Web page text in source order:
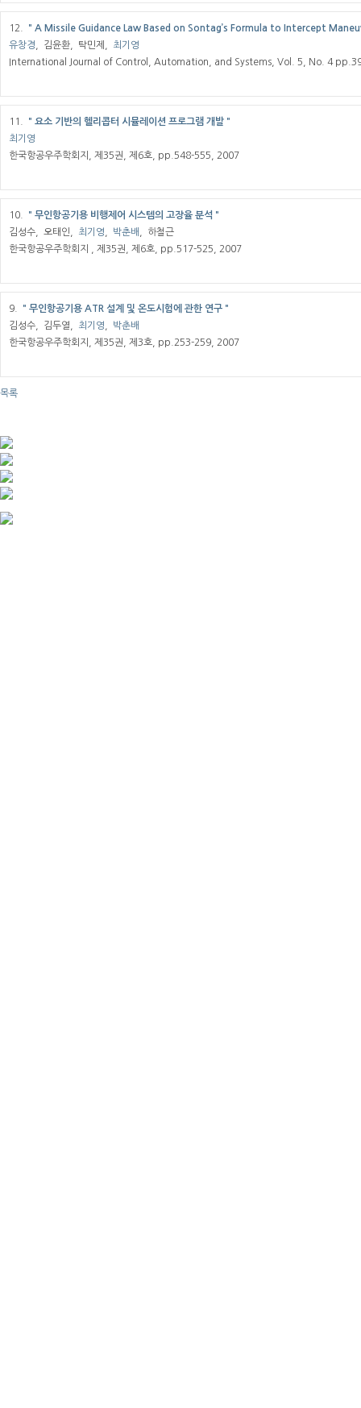
12.
＂A Missile Guidance Law Based on Sontag’s Formula to Intercept
유창경 , 김윤환, 탁민제, 최기영
International Journal of Control, Automation, and Systems, Vol. 5, No. 4
11.
＂요소 기반의 헬리콥터 시뮬레이션 프로그램 개발＂
최기영
한국항공우주학회지, 제35권, 제6호, pp.548-555, 2007
10.
＂무인항공기용 비행제어 시스템의 고장율 분석＂
김성수, 오태인, 최기영 박춘배
, 하철근
한국항공우주학회지 , 제35권, 제6호, pp.517-525, 2007
9.
＂무인항공기용 ATR 설계 및 온도시험에 관한 연구＂
김성수, 김두열, 최기영
박춘배
한국항공우주학회지, 제35권, 제3호, pp.253-259, 2007
목록